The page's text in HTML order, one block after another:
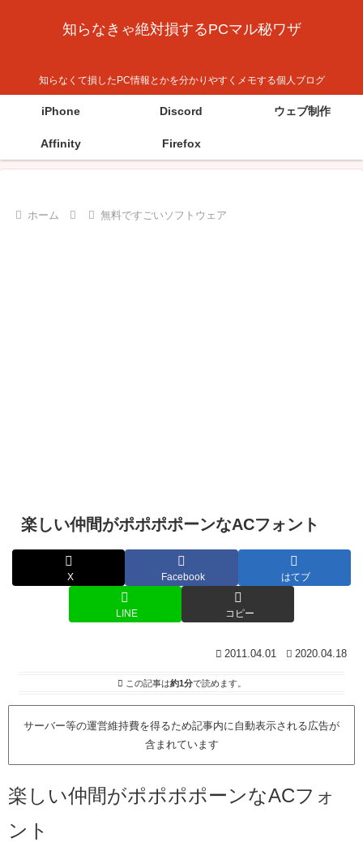
知らなきゃ絶対損するPCマル秘ワザ
知らなくて損したPC情報とかを分かりやすくメモする個人ブログ
iPhone Discord ウェブ制作
Affinity Firefox
ホーム 無料ですごいソフトウェア
楽しい仲間がポポポポーンなACフォント
X Facebook はてブ
LINE コピー
2011.04.01 2020.04.18
この記事は約1分で読めます。
サーバー等の運営維持費を得るため記事内に自動表示される広告が
含まれています
楽しい仲間がポポポポーンなACフォ
ント